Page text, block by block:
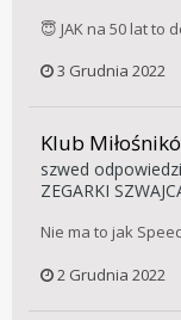
😇 JAK na 50 lat to
3 Grudnia 2022
Klub
szwed
ZEGARKI
Nie ma to jak
2 Grudnia 2022